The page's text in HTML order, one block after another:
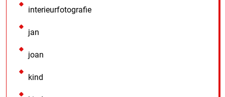
interieurfotografie
jan
joan
kind